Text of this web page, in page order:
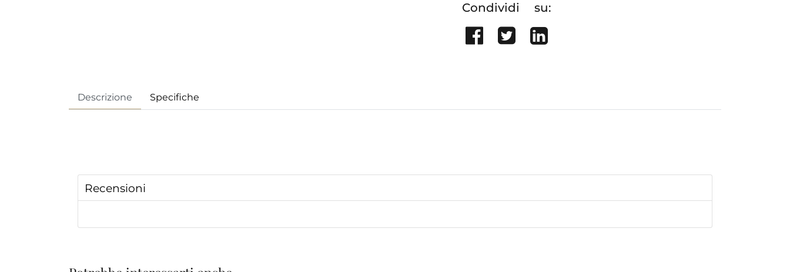
Condividi su:
Share on Facebook
TweetShare on LinkedIn
Descrizione Specifiche
Recensioni